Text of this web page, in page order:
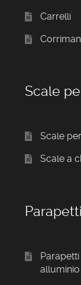
Carrelli
Scale
Scale
Scale a
Parapetti
alluminio